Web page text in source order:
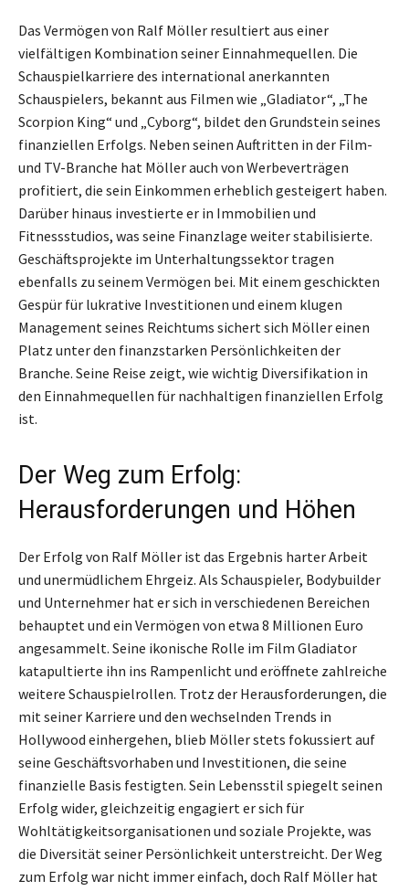
Das Vermögen von Ralf Möller resultiert aus einer
vielfältigen Kombination seiner Einnahmequellen. Die
Schauspielkarriere des international anerkannten
Schauspielers, bekannt aus Filmen wie „Gladiator“, „The
Scorpion King“ und „Cyborg“, bildet den Grundstein seines
finanziellen Erfolgs. Neben seinen Auftritten in der Film-
und TV-Branche hat Möller auch von Werbeverträgen
profitiert, die sein Einkommen erheblich gesteigert haben.
Darüber hinaus investierte er in Immobilien und
Fitnessstudios, was seine Finanzlage weiter stabilisierte.
Geschäftsprojekte im Unterhaltungssektor tragen
ebenfalls zu seinem Vermögen bei. Mit einem geschickten
Gespür für lukrative Investitionen und einem klugen
Management seines Reichtums sichert sich Möller einen
Platz unter den finanzstarken Persönlichkeiten der
Branche. Seine Reise zeigt, wie wichtig Diversifikation in
den Einnahmequellen für nachhaltigen finanziellen Erfolg
ist.
Der Weg zum Erfolg:
Herausforderungen und Höhen
Der Erfolg von Ralf Möller ist das Ergebnis harter Arbeit
und unermüdlichem Ehrgeiz. Als Schauspieler, Bodybuilder
und Unternehmer hat er sich in verschiedenen Bereichen
behauptet und ein Vermögen von etwa 8 Millionen Euro
angesammelt. Seine ikonische Rolle im Film Gladiator
katapultierte ihn ins Rampenlicht und eröffnete zahlreiche
weitere Schauspielrollen. Trotz der Herausforderungen, die
mit seiner Karriere und den wechselnden Trends in
Hollywood einhergehen, blieb Möller stets fokussiert auf
seine Geschäftsvorhaben und Investitionen, die seine
finanzielle Basis festigten. Sein Lebensstil spiegelt seinen
Erfolg wider, gleichzeitig engagiert er sich für
Wohltätigkeitsorganisationen und soziale Projekte, was
die Diversität seiner Persönlichkeit unterstreicht. Der Weg
zum Erfolg war nicht immer einfach, doch Ralf Möller hat